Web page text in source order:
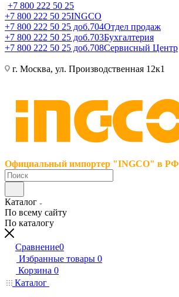
+7 800 222 50 25
+7 800 222 50 25INGCO
+7 800 222 50 25 доб.704Отдел продаж
+7 800 222 50 25 доб.703Бухгалтерия
+7 800 222 50 25 доб.708Сервисный Центр
г. Москва, ул. Производственная 12к1
Официальный импортер "INGCO" в РФ
Каталог
По всему сайту
По каталогу
Сравнение0
Избранные товары 0
Корзина 0
Каталог